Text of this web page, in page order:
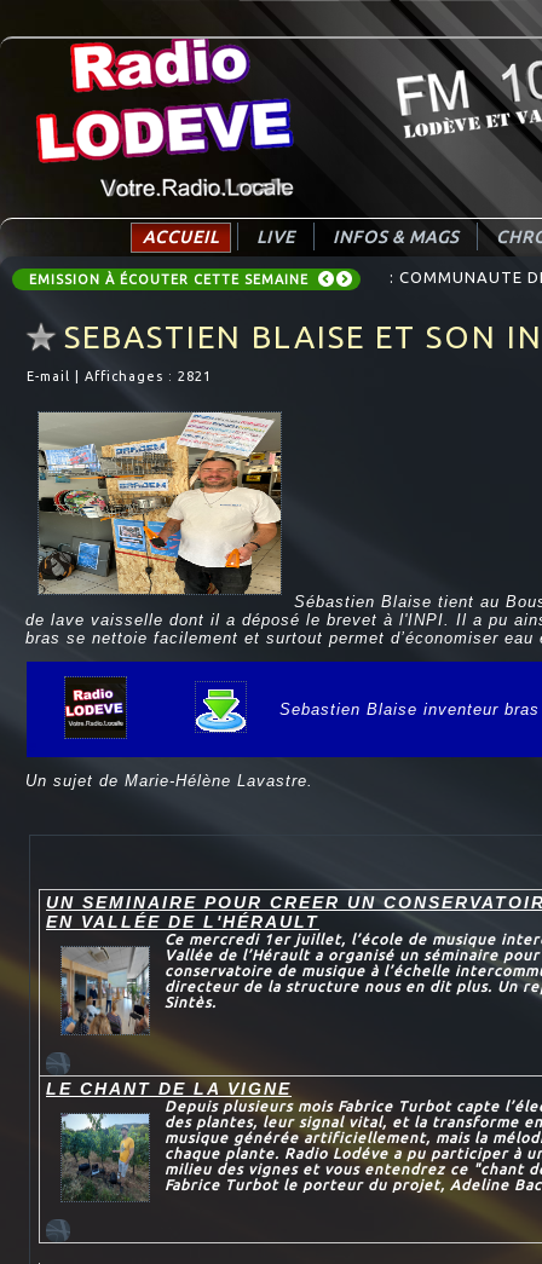
ACCUEIL LIVE INFOS & MAGS
EMISSION À ÉCOUTER CETTE SEMAINE : COMMUNAUTE
SEBASTIEN BLAISE ET SON
E-mail Affichages : 2821
Sébastien Blaise tient au
de lave vaisselle dont il a déposé le brevet à l'INPI. Il a pu
bras se nettoie facilement et surtout permet d’économiser
Sebastien Blaise inventeur
Un sujet de Marie-Hélène Lavastre.
UN SEMINAIRE POUR CREER UN
EN VALLÉE DE L'HÉRAULT
Ce mercredi 1er juillet, l’école de musique
Vallée de l’Hérault a organisé un séminaire
conservatoire de musique à l’échelle
directeur de la structure nous en dit plus. Un
Sintès.
LE CHANT DE LA VIGNE
Depuis plusieurs mois Fabrice Turbot capte
des plantes, leur signal vital, et la transforme
musique générée artificiellement, mais la
chaque plante. Radio Lodéve a pu participer à
milieu des vignes et vous entendrez ce "chant
Fabrice Turbot le porteur du projet, Adeline